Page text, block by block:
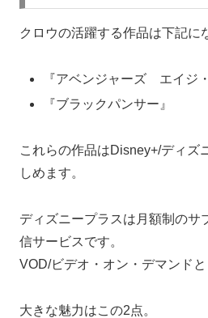
クロウの活躍する作品は下記に
『アベンジャーズ エイジ
『ブラックパンサー』
これらの作品はDisney+/ディズ
しめます。
ディズニープラスは月額制のサ
信サービスです。
VOD/ビデオ・オン・デマンドと
大きな魅力はこの2点。